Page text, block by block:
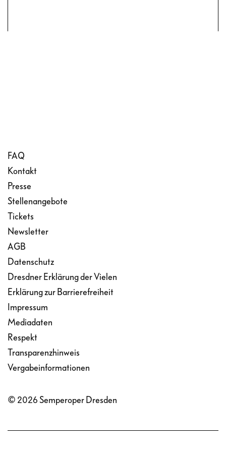
FAQ
Kontakt
Presse
Stellenangebote
Tickets
Newsletter
AGB
Datenschutz
Dresdner Erklärung der Vielen
Erklärung zur Barrierefreiheit
Impressum
Mediadaten
Respekt
Transparenzhinweis
Vergabeinformationen
© 2026 Semperoper Dresden